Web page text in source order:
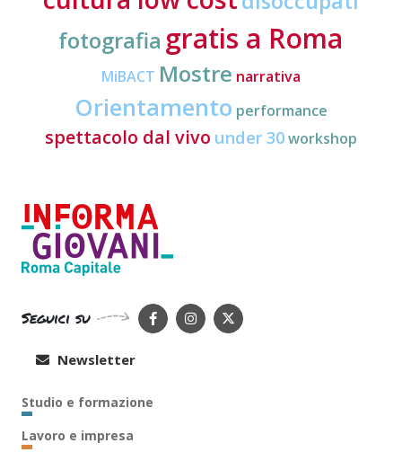
fotografia gratis a Roma
MiBACT Mostre narrativa
Orientamento performance
spettacolo dal vivo under 30workshop
Seguici su
Newsletter
Studio e formazione
Lavoro e impresa